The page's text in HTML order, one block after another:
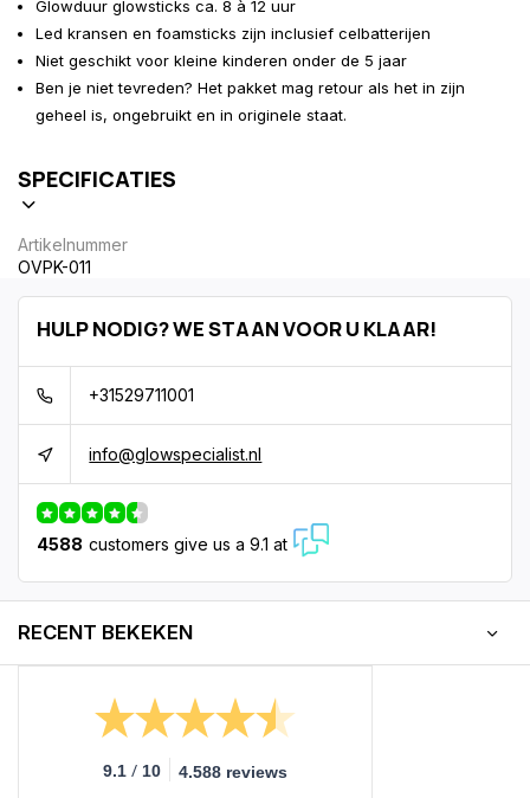
Glowduur glowsticks ca. 8 à 12 uur
Led kransen en foamsticks zijn inclusief celbatterijen
Niet geschikt voor kleine kinderen onder de 5 jaar
Ben je niet tevreden? Het pakket mag retour als het in zijn
geheel is, ongebruikt en in originele staat.
SPECIFICATIES
Artikelnummer
OVPK-011
HULP NODIG? WE STAAN VOOR U KLAAR!
+31529711001
info@glowspecialist.nl
4588 customers give us a 9.1 at
RECENT BEKEKEN
9.1 / 10 4.588 reviews